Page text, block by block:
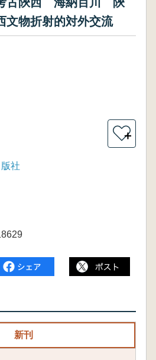
文物折射的対外交流
＋
社
新刊